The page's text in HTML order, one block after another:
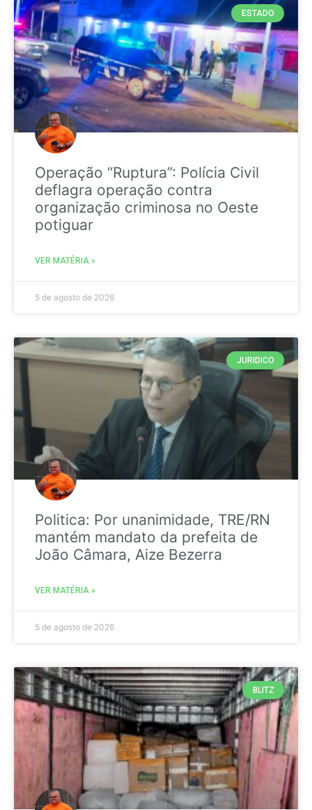
ESTADO
Operação “Ruptura”: Polícia Civil
deflagra operação contra
organização criminosa no Oeste
potiguar
VER MATÉRIA »
5 de agosto de 2026
JURIDICO
Politica: Por unanimidade, TRE/RN
mantém mandato da prefeita de
João Câmara, Aize Bezerra
VER MATÉRIA »
5 de agosto de 2026
BLITZ